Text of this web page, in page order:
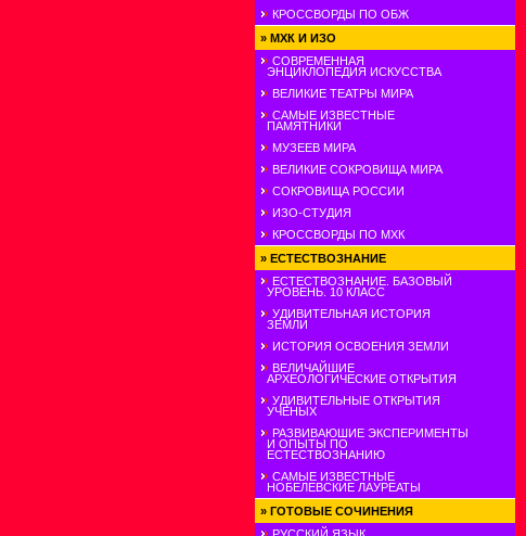
КРОССВОРДЫ ПО ОБЖ
» МХК И ИЗО
СОВРЕМЕННАЯ
ЭНЦИКЛОПЕДИЯ ИСКУССТВА
ВЕЛИКИЕ ТЕАТРЫ МИРА
САМЫЕ ИЗВЕСТНЫЕ
ПАМЯТНИКИ
МУЗЕЕВ МИРА
ВЕЛИКИЕ СОКРОВИЩА МИРА
СОКРОВИЩА РОССИИ
ИЗО-СТУДИЯ
КРОССВОРДЫ ПО МХК
» ЕСТЕСТВОЗНАНИЕ
ЕСТЕСТВОЗНАНИЕ. БАЗОВЫЙ
УРОВЕНЬ. 10 КЛАСС
УДИВИТЕЛЬНАЯ ИСТОРИЯ
ЗЕМЛИ
ИСТОРИЯ ОСВОЕНИЯ ЗЕМЛИ
ВЕЛИЧАЙШИЕ
АРХЕОЛОГИЧЕСКИЕ ОТКРЫТИЯ
УДИВИТЕЛЬНЫЕ ОТКРЫТИЯ
УЧЕНЫХ
РАЗВИВАЮШИЕ ЭКСПЕРИМЕНТЫ
И ОПЫТЫ ПО
ЕСТЕСТВОЗНАНИЮ
САМЫЕ ИЗВЕСТНЫЕ
НОБЕЛЕВСКИЕ ЛАУРЕАТЫ
» ГОТОВЫЕ СОЧИНЕНИЯ